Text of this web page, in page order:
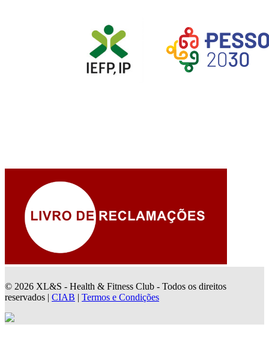
© 2026 XL&S - Health & Fitness Club - Todos os direitos
reservados | CIAB | Termos e Condições